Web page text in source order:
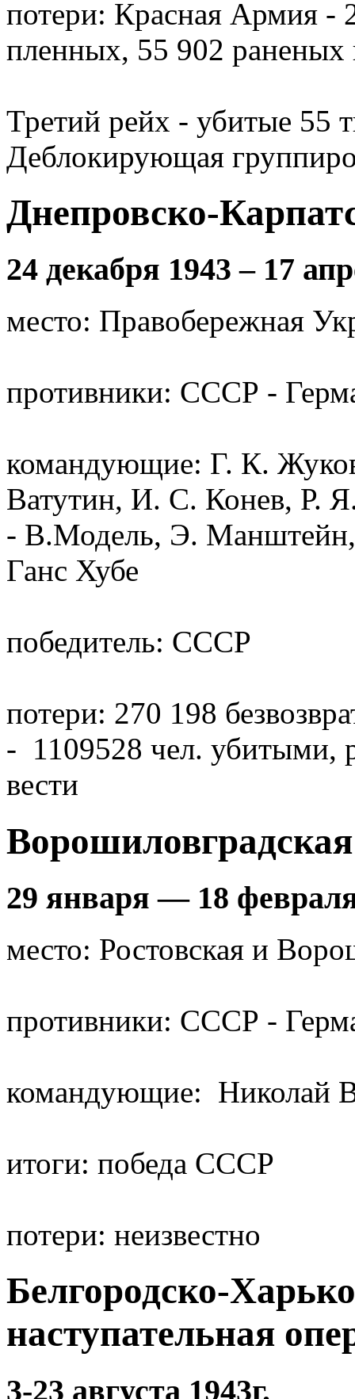
потери: Красная Армия -
пленных, 55 902 раненых
Третий рейх - убитые 55
Деблокирующая
Днепровско-
24 декабря 1943 – 17
место: Правобережная
противники: СССР -
командующие: Г. К.
Ватутин, И. С. Конев, Р.
- В.Модель, Э.
Ганс Хубе
победитель: СССР
потери: 270 198
- 1109528 чел. убитыми,
вести
29 января — 18
место: Ростовская и
противники: СССР -
командующие: Николай
итоги: победа СССР
потери: неизвестно
Белгородско-
наступательная
3-23 августа 1943г.